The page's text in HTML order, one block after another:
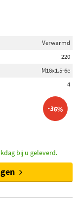
Verwarmd
220
M18x1.5-6e
4
-36%
bij u geleverd.